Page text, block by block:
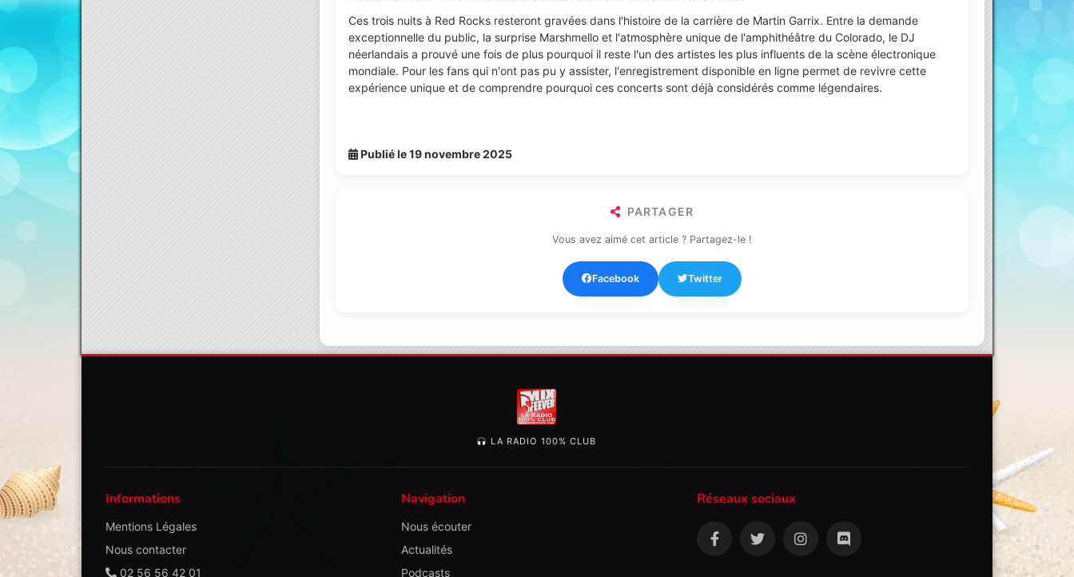
Ces trois nuits à Red Rocks resteront gravées dans l'histoire de la carrière de Martin Garrix. Entre la demande
exceptionnelle du public, la surprise Marshmello et l'atmosphère unique de l'amphithéâtre du Colorado, le DJ
néerlandais a prouvé une fois de plus pourquoi il reste l'un des artistes les plus influents de la scène électronique
mondiale. Pour les fans qui n'ont pas pu y assister, l'enregistrement disponible en ligne permet de revivre cette
expérience unique et de comprendre pourquoi ces concerts sont déjà considérés comme légendaires.
Publié le 19 novembre 2025
PARTAGER
Vous avez aimé cet article ? Partagez-le !
Facebook Twitter
LA RADIO 100% CLUB
Informations
Mentions Légales
Nous contacter
02 56 56 42 01
Navigation
Nous écouter
Actualités
Podcasts
Réseaux sociaux